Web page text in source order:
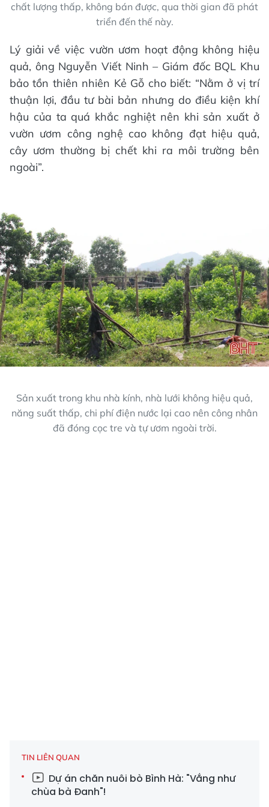
chất lượng thấp, không bán được, qua thời gian đã phát
triển đến thế này.
Lý giải về việc vườn ươm hoạt động không hiệu
quả, ông Nguyễn Viết Ninh – Giám đốc BQL Khu
bảo tồn thiên nhiên Kẻ Gỗ cho biết: “Nằm ở vị trí
thuận lợi, đầu tư bài bản nhưng do điều kiện khí
hậu của ta quá khắc nghiệt nên khi sản xuất ở
vườn ươm công nghệ cao không đạt hiệu quả,
cây ươm thường bị chết khi ra môi trường bên
ngoài”.
Sản xuất trong khu nhà kính, nhà lưới không hiệu quả,
năng suất thấp, chi phí điện nước lại cao nên công nhân
đã đóng cọc tre và tự ươm ngoài trời.
TIN LIÊN QUAN
Dự án chăn nuôi bò Bình Hà: "Vắng như
chùa bà Đanh"!